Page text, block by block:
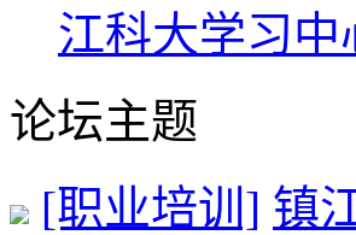
江科大学习中
论坛主题
[职业培训] 镇